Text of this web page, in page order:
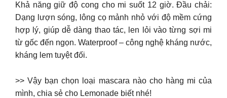
Khả năng giữ độ cong cho mi suốt 12 giờ. Đầu chải:
Dạng lượn sóng, lông cọ mảnh nhỏ với độ mềm cứng
hợp lý, giúp dễ dàng thao tác, len lỏi vào từng sợi mi
từ gốc đến ngọn. Waterproof – công nghệ kháng nước,
kháng lem tuyệt đối.
>> Vậy bạn chọn loại mascara nào cho hàng mi của
mình, chia sẻ cho Lemonade biết nhé!